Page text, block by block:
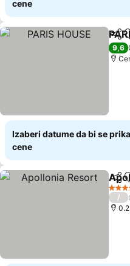
cene
Deli
9,6
Izaberi datume da bi se
cene
Deli
5
/